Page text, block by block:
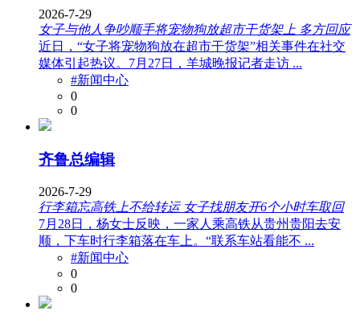
2026-7-29
女子与他人争吵顺手将宠物狗放超市干货架上 多方回应
近日，“女子将宠物狗放在超市干货架”相关事件在社交
媒体引起热议。7月27日，羊城晚报记者走访 ...
#新闻中心
0
0
齐鲁总编辑
2026-7-29
行李箱忘高铁上不给转运 女子找朋友开6个小时车取回
7月28日，杨女士反映，一家人乘高铁从贵州贵阳去安
顺，下车时行李箱落在车上。“联系车站看能不 ...
#新闻中心
0
0